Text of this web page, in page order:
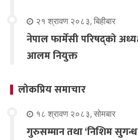
२१ श्रावण २०८३, बिहीबार
नेपाल फार्मेसी परिषद्को
आलम नियुक्त
लोकप्रिय समाचार
१८ श्रावण २०८३, सोमबार
गुरुसम्मान तथा ‘निशिम